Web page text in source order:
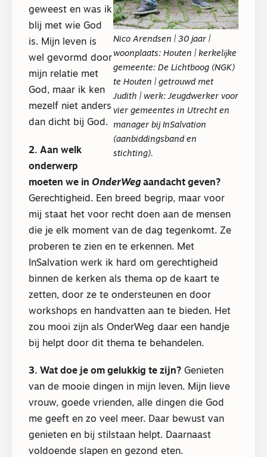
Nico Arendsen | 30 jaar |
woonplaats: Houten | kerkelĳke
gemeente: De Lichtboog (NGK)
te Houten | getrouwd met
Judith | werk: Jeugdwerker voor
vier gemeentes in Utrecht en
manager bij InSalvation
(aanbiddingsband en
stichting).
geweest en was ik
blij met wie God
is. Mijn leven is
wel gevormd door
mijn relatie met
God, maar ik ken
mezelf niet anders
dan dicht bij God.
2. Aan welk
onderwerp
moeten we in OnderWegaandacht geven?
Gerechtigheid. Een breed begrip, maar voor
mij staat het voor recht doen aan de mensen
die je elk moment van de dag tegenkomt. Ze
proberen te zien en te erkennen. Met
InSalvation werk ik hard om gerechtigheid
binnen de kerken als thema op de kaart te
zetten, door ze te ondersteunen en door
workshops en handvatten aan te bieden. Het
zou mooi zijn als OnderWeg daar een handje
bij helpt door dit thema te behandelen.
3. Wat doe je om gelukkig te zijn? Genieten
van de mooie dingen in mijn leven. Mijn lieve
vrouw, goede vrienden, alle dingen die God
me geeft en zo veel meer. Daar bewust van
genieten en bij stilstaan helpt. Daarnaast
voldoende slapen en gezond eten.